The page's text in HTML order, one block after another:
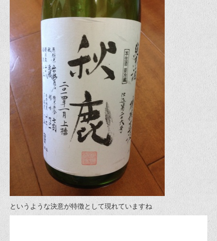
というような決意が特徴として現れていますね